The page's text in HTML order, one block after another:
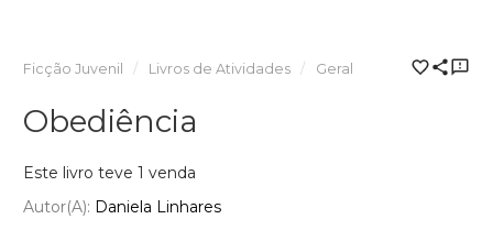
Ficção Juvenil Livros de Atividades Geral
Obediência
Este livro teve 1 venda
Autor(a): Daniela Linhares